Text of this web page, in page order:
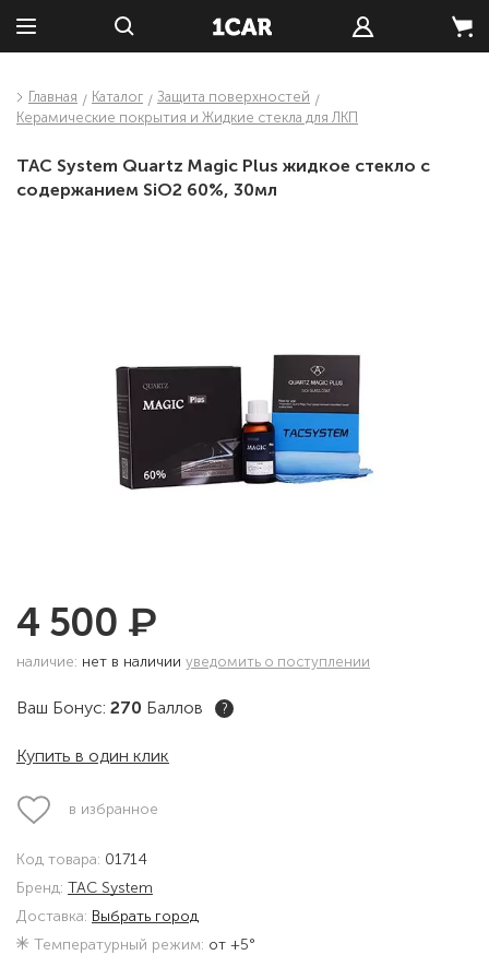
Главная Каталог
Защита поверхностей
Керамические покрытия и Жидкие стекла для ЛКП
TAC System Quartz Magic Plus жидкое стекло с
содержанием SiO2 60%, 30мл
4 500 ₽
наличие: нет в наличии уведомить о поступлении
Ваш Бонус: 270 Баллов ?
Купить в один клик
в избранное
Код товара: 01714
Бренд: TAC System
Доставка: Выбрать город
Температурный режим: от +5°